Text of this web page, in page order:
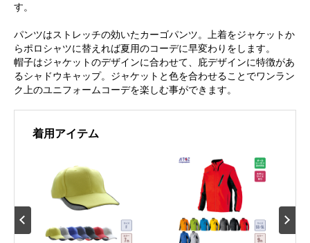
す。
パンツはストレッチの効いたカーゴパンツ。上着をジャケットか
らポロシャツに替えれば夏用のコーデに早変わりをします。
帽子はジャケットのデザインに合わせて、庇デザインに特徴があ
るシャドウキャップ。ジャケットと色を合わせることでワンラン
ク上のユニフォームコーデを楽しむ事ができます。
着用アイテム